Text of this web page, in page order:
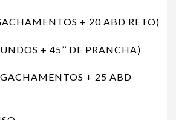
+ 20 ABD RETO)
+ 45’’ DE PRANCHA)
+ 25 ABD